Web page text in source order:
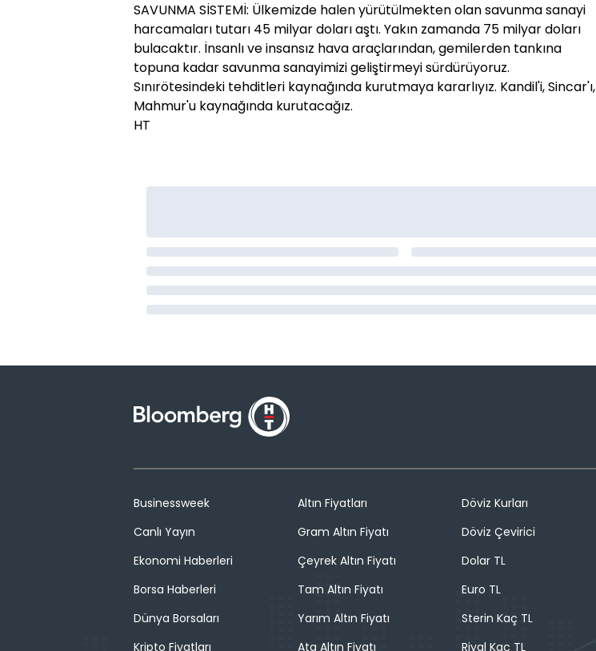
SAVUNMA SİSTEMİ: Ülkemizde halen yürütülmekten olan savunma sanayi
harcamaları tutarı 45 milyar doları aştı. Yakın zamanda 75 milyar doları
bulacaktır. İnsanlı ve insansız hava araçlarından, gemilerden tankına
topuna kadar savunma sanayimizi geliştirmeyi sürdürüyoruz.
Sınırötesindeki tehditleri kaynağında kurutmaya kararlıyız. Kandil'i, Sincar'ı,
Mahmur'u kaynağında kurutacağız.
HT
Businessweek
Canlı Yayın
Ekonomi Haberleri
Borsa Haberleri
Dünya Borsaları
Kripto Fiyatları
Altın Fiyatları
Gram Altın Fiyatı
Çeyrek Altın Fiyatı
Tam Altın Fiyatı
Yarım Altın Fiyatı
Ata Altın Fiyatı
Döviz Kurları
Döviz Çevirici
Dolar TL
Euro TL
Sterin Kaç TL
Riyal Kaç TL